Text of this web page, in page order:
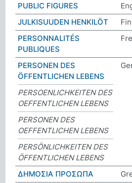
PUBLIC FIGURES
JULKISUUDEN HENKILÖT
PERSONNALITÉS
PUBLIQUES
PERSONEN DES
ÖFFENTLICHEN LEBENS
PERSOENLICHKEITEN DES
OEFFENTLICHEN LEBENS
PERSONEN DES
OEFFENTLICHEN LEBENS
PERSÖNLICHKEITEN DES
ÖFFENTLICHEN LEBENS
ΔΗΜΟΣΙΑ ΠΡΟΣΩΠΑ